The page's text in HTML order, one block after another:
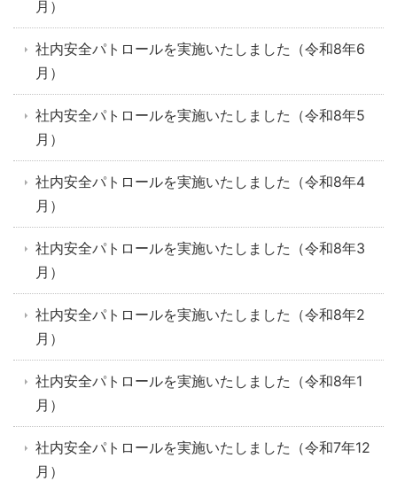
月）
社内安全パトロールを実施いたしました（令和8年6
月）
社内安全パトロールを実施いたしました（令和8年5
月）
社内安全パトロールを実施いたしました（令和8年4
月）
社内安全パトロールを実施いたしました（令和8年3
月）
社内安全パトロールを実施いたしました（令和8年2
月）
社内安全パトロールを実施いたしました（令和8年1
月）
社内安全パトロールを実施いたしました（令和7年12
月）